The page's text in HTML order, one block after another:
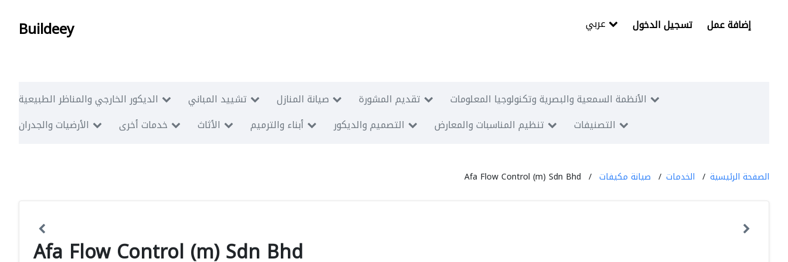
Buildeey تسجيل الدخول إضافة عمل
الديكور الخارجي والمناظر الطبيعية تشييد المباني صيانة المنازل تقديم المشورة
الأنظمة السمعية والبصرية وتكنولوجيا المعلومات
الأرضيات والجدران
خدمات أخرى الأثاث أبناء والترميم التصميم والديكور تنظيم المناسبات والمعارض التصنيفات
الصفحة الرئيسية الخدمات صيانة مكيفات Afa Flow Control (m) Sdn Bhd
Afa Flow Control (m) Sdn Bhd